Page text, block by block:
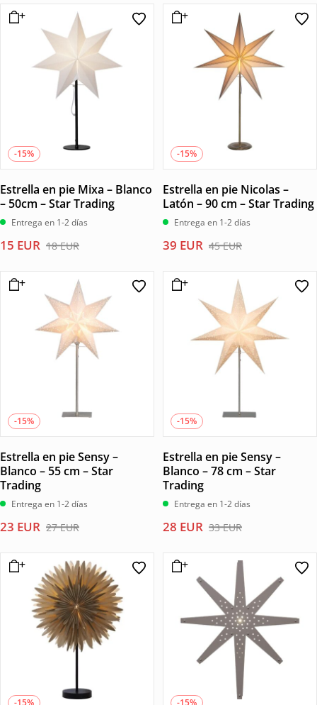
era:
34 EUR.
es:
29 EUR.
original
era:
actual
es:
-15%
Estrella en pie Mixa – Blanco
– 50cm – Star Trading
Entrega en 1-2 días
18EUR
El
original
era:
15 EUR
El
actual
es:
-15%
Estrella en pie Nicolas –
Latón – 90 cm – Star Trading
Entrega en 1-2 días
45EUR
El
original
era:
45 EUR.
39 EUR
El
actual
es:
39 EUR.
-15%
Estrella en pie Sensy –
Blanco – 55 cm – Star
Trading
Entrega en 1-2 días
27EUR
El
original
era:
27 EUR.
23 EUR
El
actual
es:
23 EUR.
-15%
Estrella en pie Sensy –
Blanco – 78 cm – Star
Trading
Entrega en 1-2 días
33EUR
El
original
era:
33 EUR.
28 EUR
El
actual
es:
28 EUR.
-15% -15%